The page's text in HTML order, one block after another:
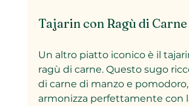
Tajarin con Ragù di Carne
Un altro piatto iconico è il
ragù di carne. Questo sugo
di carne di manzo e pomodoro,
armonizza perfettamente con